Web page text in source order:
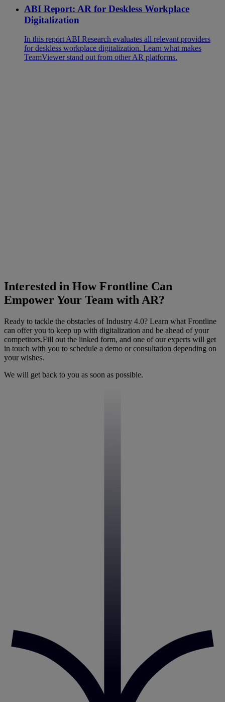
ABI Report: AR for Deskless Workplace
Digitalization
In this report ABI Research evaluates all relevant providers
for deskless workplace digitalization. Learn what makes
TeamViewer stand out from other AR platforms.
Interested in How Frontline Can
Empower Your Team with AR?
Ready to tackle the obstacles of Industry 4.0? Learn what Frontline
can offer you to keep up with digitalization and be ahead of your
competitors.Fill out the linked form, and one of our experts will get
in touch with you to schedule a demo or consultation depending on
your wishes.
We will get back to you as soon as possible.